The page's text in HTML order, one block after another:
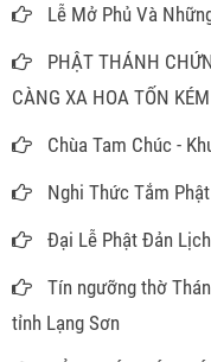
Lễ Mở Phủ Và
PHẬT THÁNH
CÀNG XA HOA TỐN
GIỜ PHẢI MÂM
Chùa Tam Chúc -
Nghi Thức Tắm
Đại Lễ Phật Đản
Tín ngưỡng thờ
tỉnh Lạng Sơn